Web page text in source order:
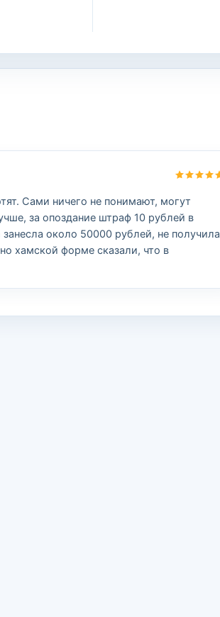
Сами ничего не понимают, могут
за опоздание штраф 10 рублей в
около 50000 рублей, не получила
хамской форме сказали, что в